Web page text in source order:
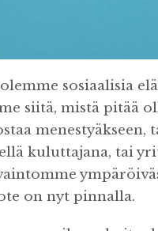
sosiaalisia
siitä, mistä pitää
menestyäkseen,
kuluttajana, tai
on nyt pinnalla.